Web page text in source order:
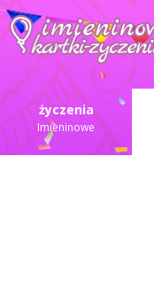
życzenia
Imieninowe